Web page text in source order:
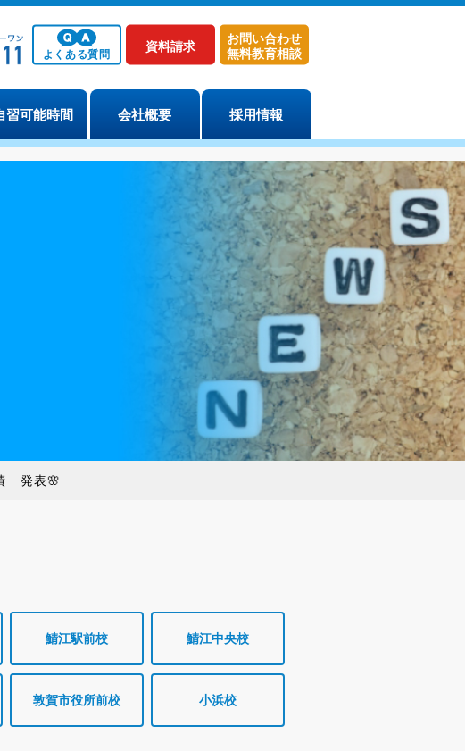
よくある質問
資料請求
お問い合わせ
無料教育相談
習可能時間 会社概要 採用情報
発表🌸
鯖江駅前校 鯖江中央校
敦賀市役所前校 小浜校